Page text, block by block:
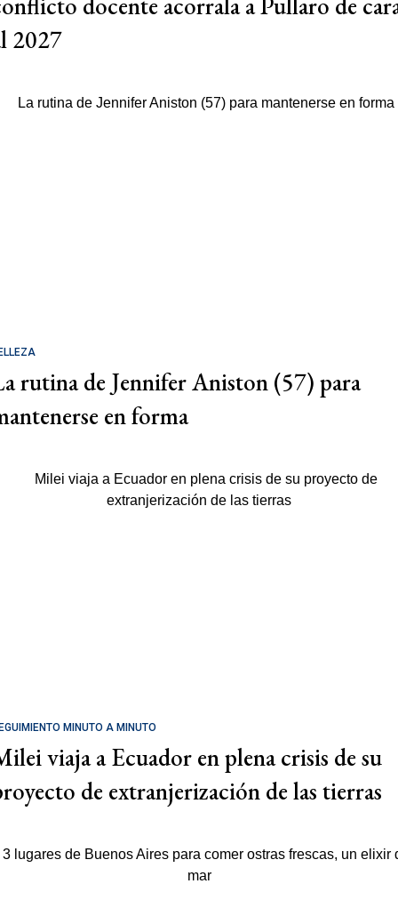
2027
rutina de Jennifer Aniston (57) para
en forma
MINUTO A MINUTO
viaja a Ecuador en plena crisis de su
de extranjerización de las tierras